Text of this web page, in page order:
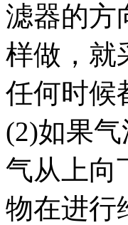
滤器的方
样做，就
任何时候
(2)如果
气从上向
物在进行